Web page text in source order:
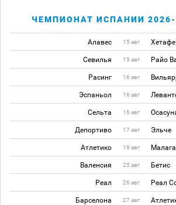
ЧЕМПИОНАТ ИСПАНИИ 2026-
Алавес 15 авг Хетафе
Севилья 15 авг Райо
Расинг 16 авг
Эспаньол 16 авг
Сельта 16 авг
Депортиво 17 авг Эльче
Атлетико 19 авг Малага
Валенсия 25 авг Бетис
Реал 26 авг Реал
Барселона 27 авг